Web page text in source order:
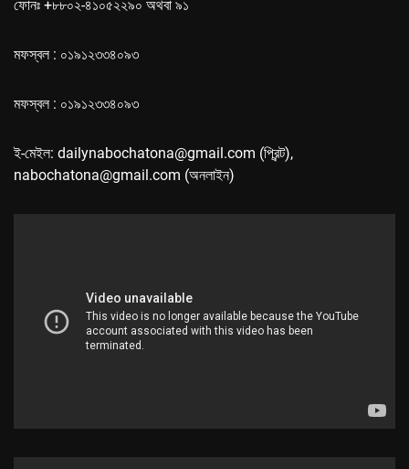
ফোনঃ +৮৮০২-৪১০৫২২৯০ অথবা ৯১
মফস্বল : ০১৯১২৩৩৪০৯৩
মফস্বল : ০১৯১২৩৩৪০৯৩
ই-মেইল: dailynabochatona@gmail.com (প্রিন্ট),
nabochatona@gmail.com (অনলাইন)